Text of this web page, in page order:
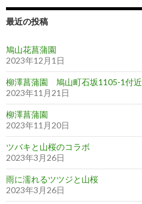
最近の投稿
鳩山花菖蒲園
2023年12月1日
柳澤菖蒲園 鳩山町石坂1105-1付近
2023年11月21日
柳澤菖蒲園
2023年11月20日
ツバキと山桜のコラボ
2023年3月26日
雨に濡れるツツジと山桜
2023年3月26日